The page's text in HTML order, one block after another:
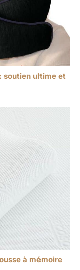
soutien ultime et
à mémoire